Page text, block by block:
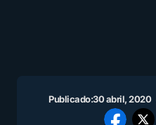
Publicado:30 abril, 2020